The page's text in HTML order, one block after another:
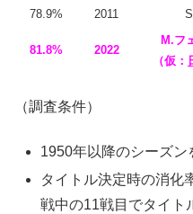
78.9%
2011
81.8% 2022
M.フ
（仮：
（調査条件）
1950年以降のシーズン
タイトル決定時の消化
戦中の11戦目でタイト